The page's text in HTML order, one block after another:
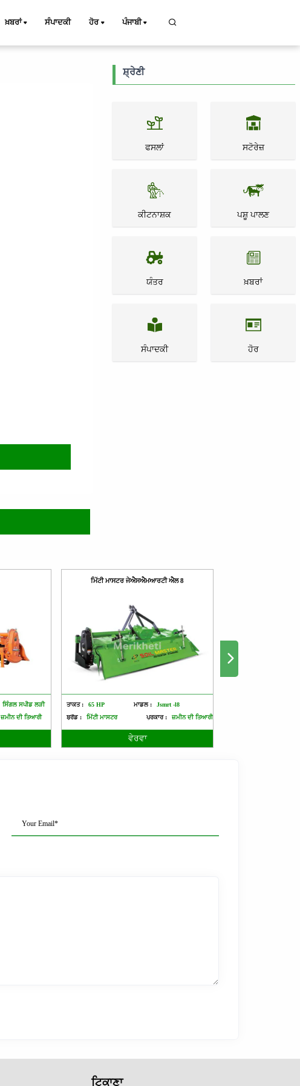
ਖ਼ਬਰਾਂ ਸੰਪਾਦਕੀ ਹੋਰ ਪੰਜਾਬੀ
ਸ਼੍ਰੇਣੀ
ਫਸਲਾਂ ਸਟੋਰੇਜ਼
ਕੀਟਨਾਸ਼ਕ ਪਸ਼ੂ ਪਾਲਣ
ਯੰਤਰ ਖ਼ਬਰਾਂ
ਸੰਪਾਦਕੀ ਹੋਰ
ਸਿੰਗਲ ਸਪੀਡ ਲੜੀ
ਜ਼ਮੀਨ ਦੀ ਤਿਆਰੀ
ਮਿੱਟੀ ਮਾਸਟਰ ਜੇਐਸਐਮਆਰਟੀ ਐਲ 8
ਤਾਕਤ : 65 HP ਮਾਡਲ :
Jsmrt -l8
ਬ੍ਰੈਂਡ :
ਮਿੱਟੀ ਮਾਸਟਰ ਪ੍ਰਕਾਰ : ਜ਼ਮੀਨ ਦੀ ਤਿਆਰੀ
ਵੇਰਵਾ
Your Email*
ਟਿਕਾਣਾ